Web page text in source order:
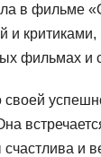
в фильме
и
фильмах и
счастлива и